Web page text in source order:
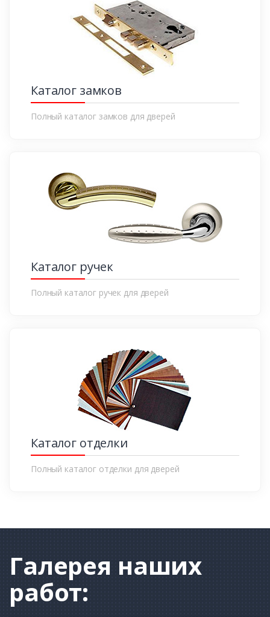
Каталог замков
Полный каталог замков для дверей
Каталог ручек
Полный каталог ручек для дверей
Каталог отделки
Полный каталог отделки для дверей
Галерея наших
работ: